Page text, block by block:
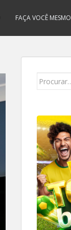
FAÇA VOCÊ MESMO
Search